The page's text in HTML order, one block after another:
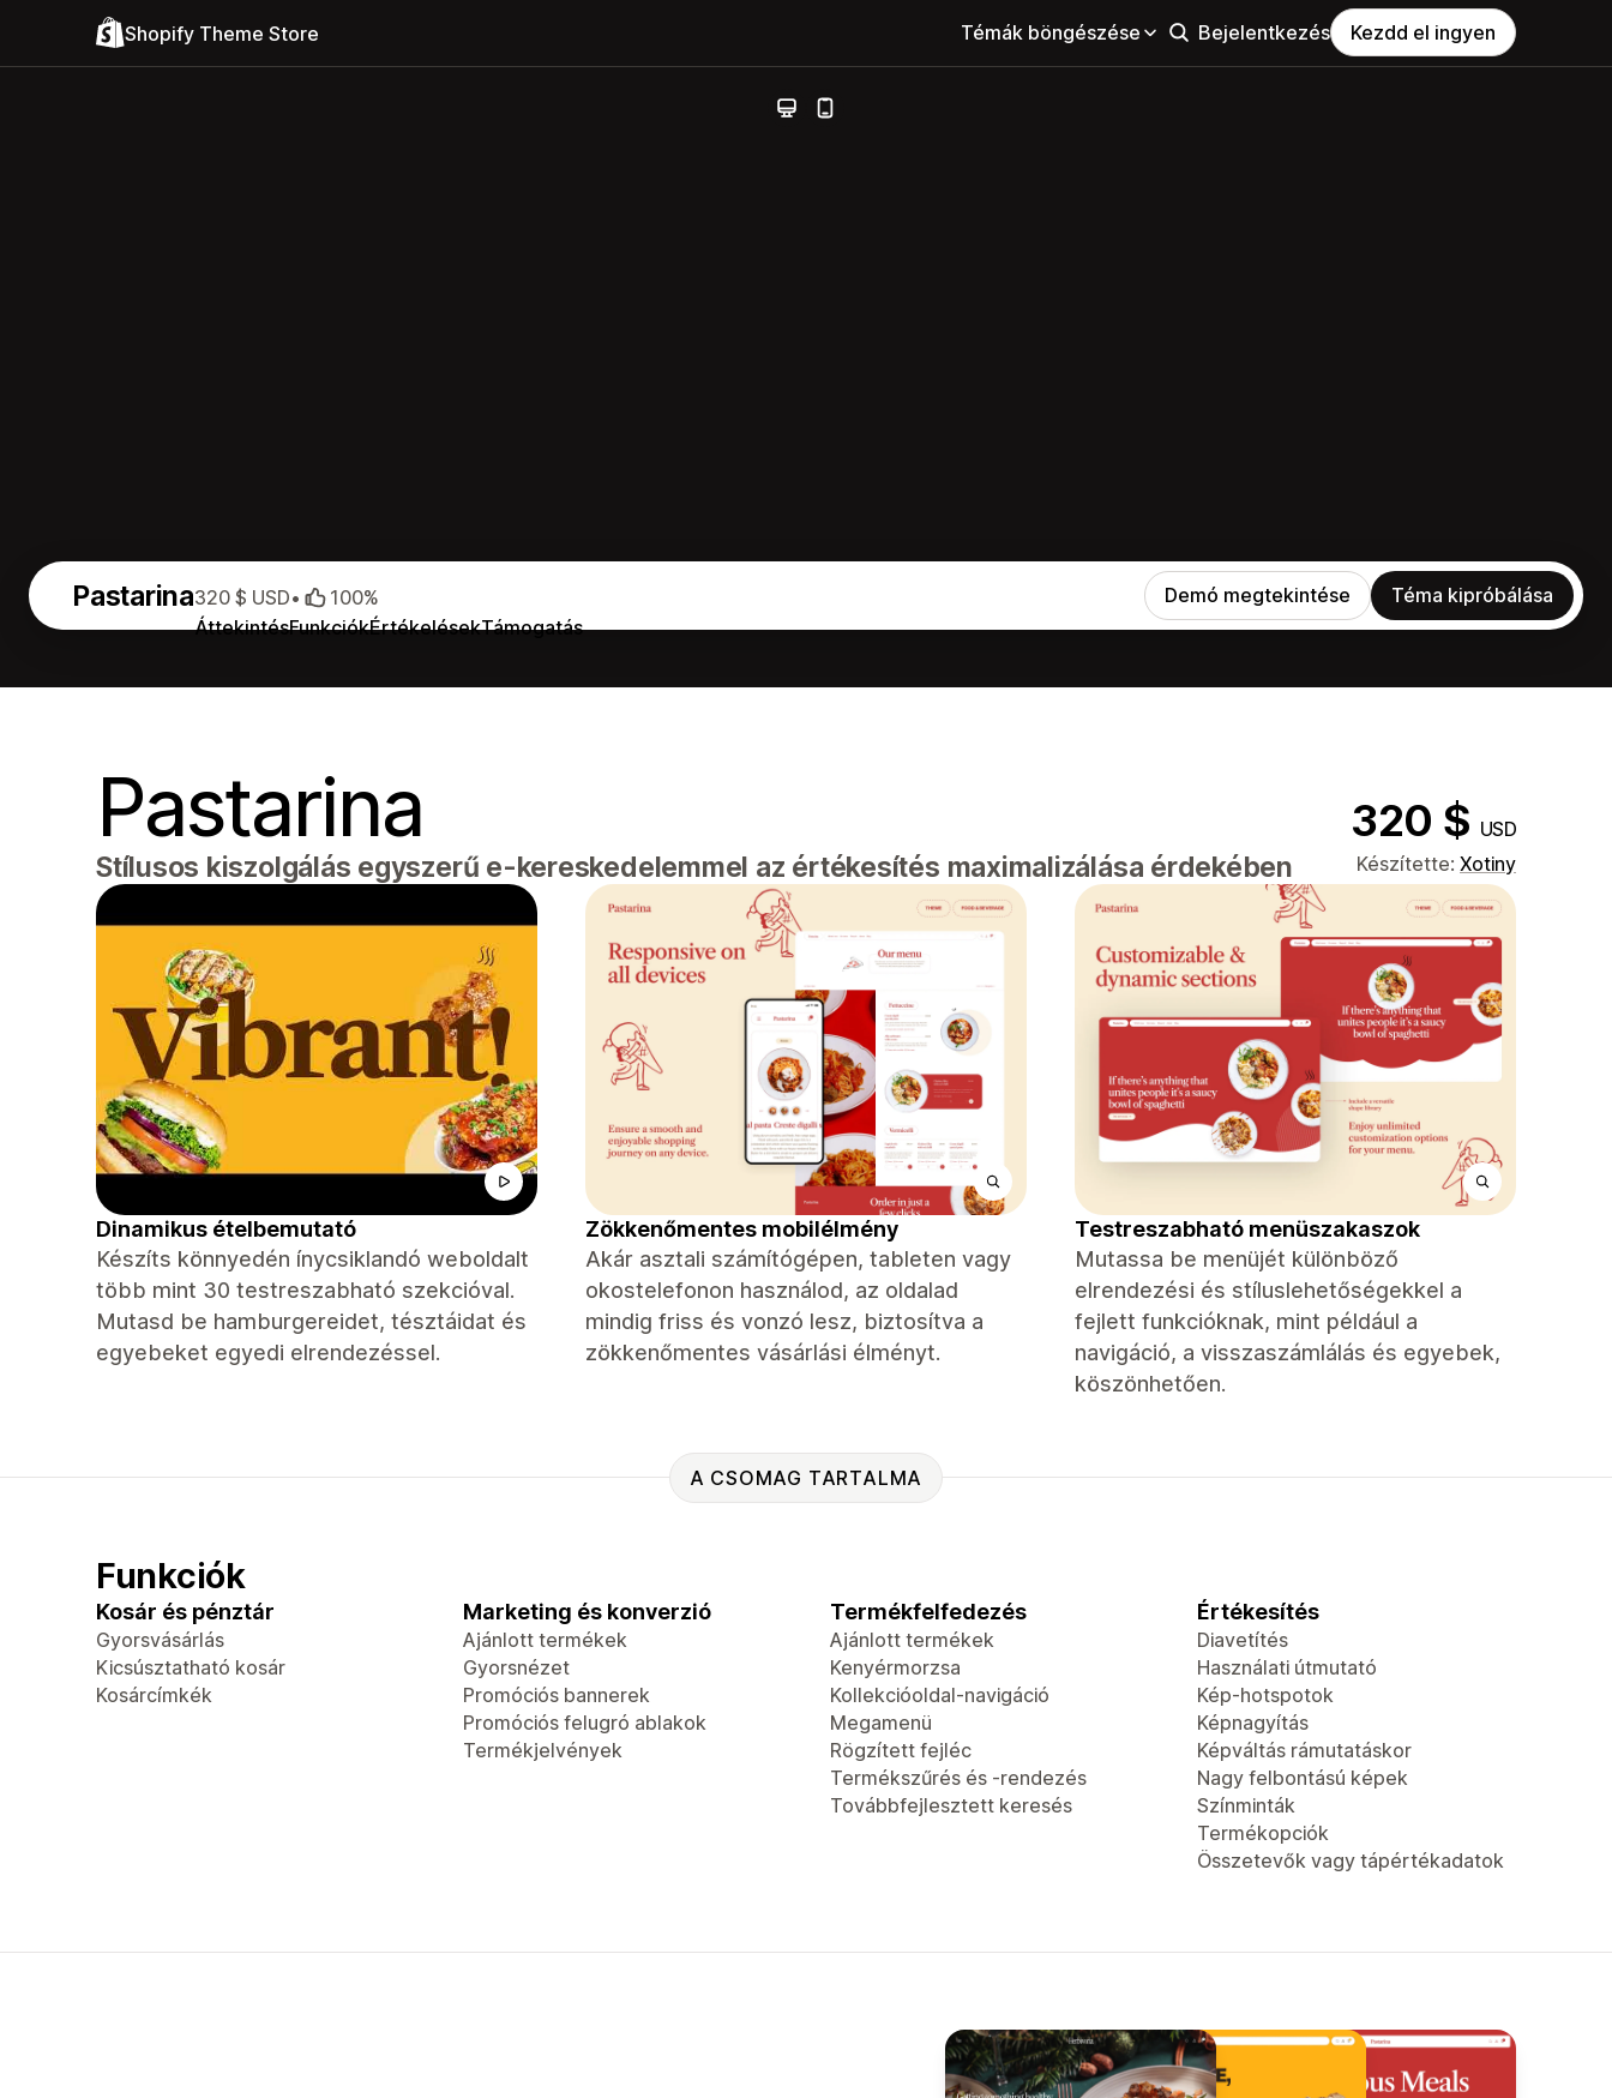
Shopify Theme Store Témák böngészése Bejelentkezés Kezdd el ingyen
Pastarina
ÁttekintésFunkciókÉrtékelésekTámogatás
320 $ USD• 100% Demó megtekintése Téma kipróbálása
Pastarina 320 $ USD
Stílusos kiszolgálás egyszerű e-kereskedelemmel az értékesítés maximalizálása érdekében Készítette: Xotiny
Dinamikus ételbemutató
Készíts könnyedén ínycsiklandó weboldalt
több mint 30 testreszabható szekcióval.
Mutasd be hamburgereidet, tésztáidat és
egyebeket egyedi elrendezéssel.
Zökkenőmentes mobilélmény
Akár asztali számítógépen, tableten vagy
okostelefonon használod, az oldalad
mindig friss és vonzó lesz, biztosítva a
zökkenőmentes vásárlási élményt.
Testreszabható menüszakaszok
Mutassa be menüjét különböző
elrendezési és stíluslehetőségekkel a
fejlett funkcióknak, mint például a
navigáció, a visszaszámlálás és egyebek,
köszönhetően.
A CSOMAG TARTALMA
Funkciók
Kosár és pénztár
Gyorsvásárlás
Kicsúsztatható kosár
Kosárcímkék
Marketing és konverzió
Ajánlott termékek
Gyorsnézet
Promóciós bannerek
Promóciós felugró ablakok
Termékjelvények
Termékfelfedezés
Ajánlott termékek
Kenyérmorzsa
Kollekcióoldal-navigáció
Megamenü
Rögzített fejléc
Termékszűrés és -rendezés
Továbbfejlesztett keresés
Értékesítés
Diavetítés
Használati útmutató
Kép-hotspotok
Képnagyítás
Képváltás rámutatáskor
Nagy felbontású képek
Színminták
Termékopciók
Összetevők vagy tápértékadatok